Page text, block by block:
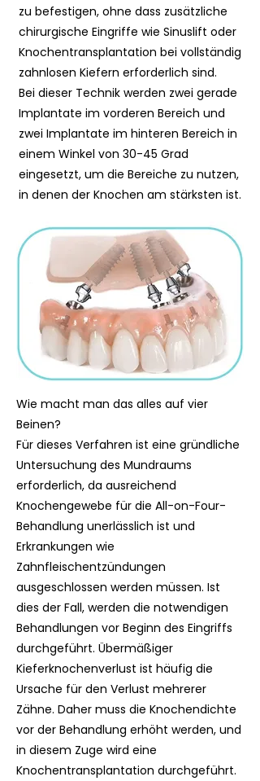
zu befestigen, ohne dass zusätzliche
chirurgische Eingriffe wie Sinuslift oder
Knochentransplantation bei vollständig
zahnlosen Kiefern erforderlich sind.
Bei dieser Technik werden zwei gerade
Implantate im vorderen Bereich und
zwei Implantate im hinteren Bereich in
einem Winkel von 30-45 Grad
eingesetzt, um die Bereiche zu nutzen,
in denen der Knochen am stärksten ist.
Wie macht man das alles auf vier
Beinen?
Für dieses Verfahren ist eine gründliche
Untersuchung des Mundraums
erforderlich, da ausreichend
Knochengewebe für die All-on-Four-
Behandlung unerlässlich ist und
Erkrankungen wie
Zahnfleischentzündungen
ausgeschlossen werden müssen. Ist
dies der Fall, werden die notwendigen
Behandlungen vor Beginn des Eingriffs
durchgeführt. Übermäßiger
Kieferknochenverlust ist häufig die
Ursache für den Verlust mehrerer
Zähne. Daher muss die Knochendichte
vor der Behandlung erhöht werden, und
in diesem Zuge wird eine
Knochentransplantation durchgeführt.